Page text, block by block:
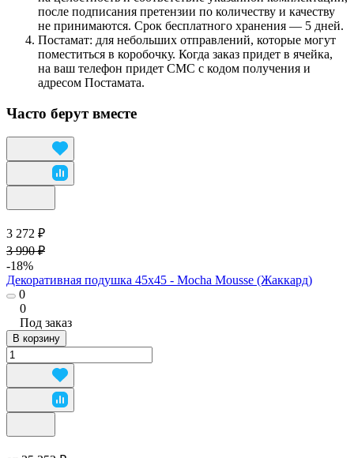
после подписания претензии по количеству и качеству
не принимаются. Срок бесплатного хранения — 5 дней.
Постамат: для небольших отправлений, которые могут
поместиться в коробочку. Когда заказ придет в ячейка,
на ваш телефон придет СМС с кодом получения и
адресом Постамата.
Часто берут вместе
3 272 ₽
3 990 ₽
-18%
Декоративная подушка 45х45 - Mocha Mousse (Жаккард)
0
0
Под заказ
В корзину